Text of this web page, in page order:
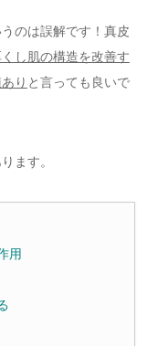
のは誤解です！真皮
し肌の構造を改善す
り と言っても良いで
ます。
用